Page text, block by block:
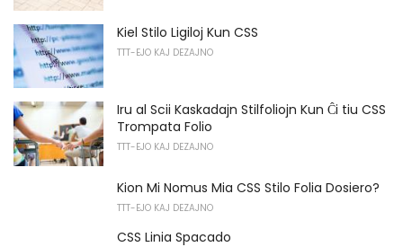
Kiel Stilo Ligiloj Kun CSS
TTT-EJO KAJ DEZAJNO
Iru al Scii Kaskadajn Stilfoliojn Kun Ĉi tiu CSS
Trompata Folio
TTT-EJO KAJ DEZAJNO
Kion Mi Nomus Mia CSS Stilo Folia Dosiero?
TTT-EJO KAJ DEZAJNO
CSS Linia Spacado